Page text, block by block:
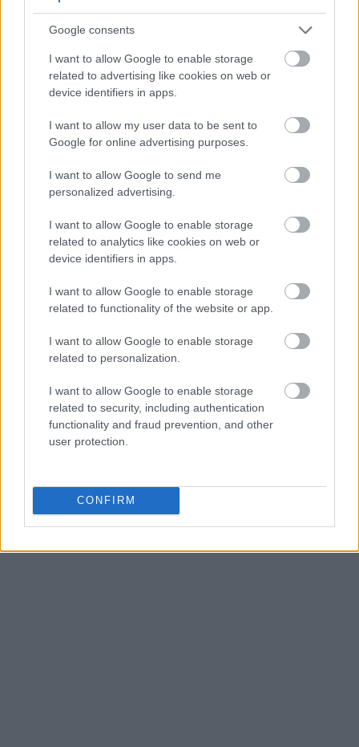
Google consents
I want to allow Google to enable storage
related to advertising like cookies on web or
device identifiers in apps.
I want to allow my user data to be sent to
Google for online advertising purposes.
I want to allow Google to send me
personalized advertising.
I want to allow Google to enable storage
related to analytics like cookies on web or
device identifiers in apps.
I want to allow Google to enable storage
related to functionality of the website or app.
I want to allow Google to enable storage
related to personalization.
I want to allow Google to enable storage
related to security, including authentication
functionality and fraud prevention, and other
user protection.
CONFIRM
Παρά το γεγονός ότι τα τελευταία χρόνια η
δημοτικότητα της έχει ανέβει κατακόρυφα – και
χάρη στο φημισμένοπάρκοτης, η Παύλιανη
παραμένει μέχρι και σήμερα ένα ήσυχο και
Ζαρούχλα